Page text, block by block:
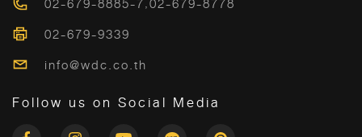
02-679-9339
info@wdc.co.th
Follow us on Social Media